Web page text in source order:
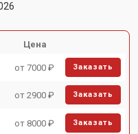
Цена
от 7000 ₽ Заказать
от 2900 ₽ Заказать
от 8000 ₽ Заказать